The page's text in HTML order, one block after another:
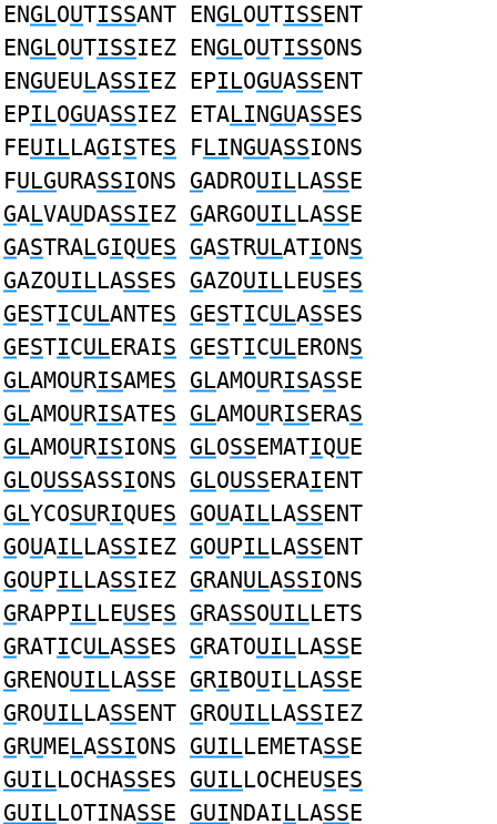
ENGLOUTISSANT ENGLOUTISSENT
ENGLOUTISSIEZ ENGLOUTISSONS
ENGUEULASSIEZ EPILOGUASSENT
EPILOGUASSIEZ ETALINGUASSES
FEUILLAGISTES FLINGUASSIONS
FULGURASSIONS GADROUILLASSE
GALVAUDASSIEZ GARGOUILLASSE
GASTRALGIQUES GASTRULATIONS
GAZOUILLASSES GAZOUILLEUSES
GESTICULANTES GESTICULASSES
GESTICULERAIS GESTICULERONS
GLAMOURISAMES GLAMOURISASSE
GLAMOURISATES GLAMOURISERAS
GLAMOURISIONS GLOSSEMATIQUE
GLOUSSASSIONS GLOUSSERAIENT
GLYCOSURIQUES GOUAILLASSENT
GOUAILLASSIEZ GOUPILLASSENT
GOUPILLASSIEZ GRANULASSIONS
GRAPPILLEUSES GRASSOUILLETS
GRATICULASSES GRATOUILLASSE
GRENOUILLASSE GRIBOUILLASSE
GROUILLASSENT GROUILLASSIEZ
GRUMELASSIONS GUILLEMETASSE
GUILLOCHASSES GUILLOCHEUSES
GUILLOTINASSE GUINDAILLASSE